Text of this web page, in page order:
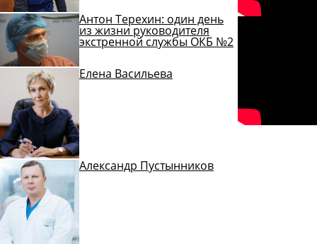
Антон Терехин: один день
из жизни руководителя
экстренной службы ОКБ №2
Елена Васильева
Александр Пустынников